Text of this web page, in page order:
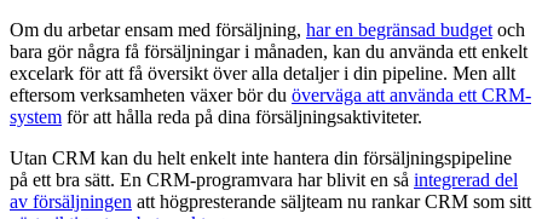
Om du arbetar ensam med försäljning, har en begränsad budget och
bara gör några få försäljningar i månaden, kan du använda ett enkelt
excelark för att få översikt över alla detaljer i din pipeline. Men allt
eftersom verksamheten växer bör du överväga att använda ett CRM-
system för att hålla reda på dina försäljningsaktiviteter.
Utan CRM kan du helt enkelt inte hantera din försäljningspipeline
på ett bra sätt. En CRM-programvara har blivit en så integrerad del
av försäljningen att högpresterande säljteam nu rankar CRM som sitt